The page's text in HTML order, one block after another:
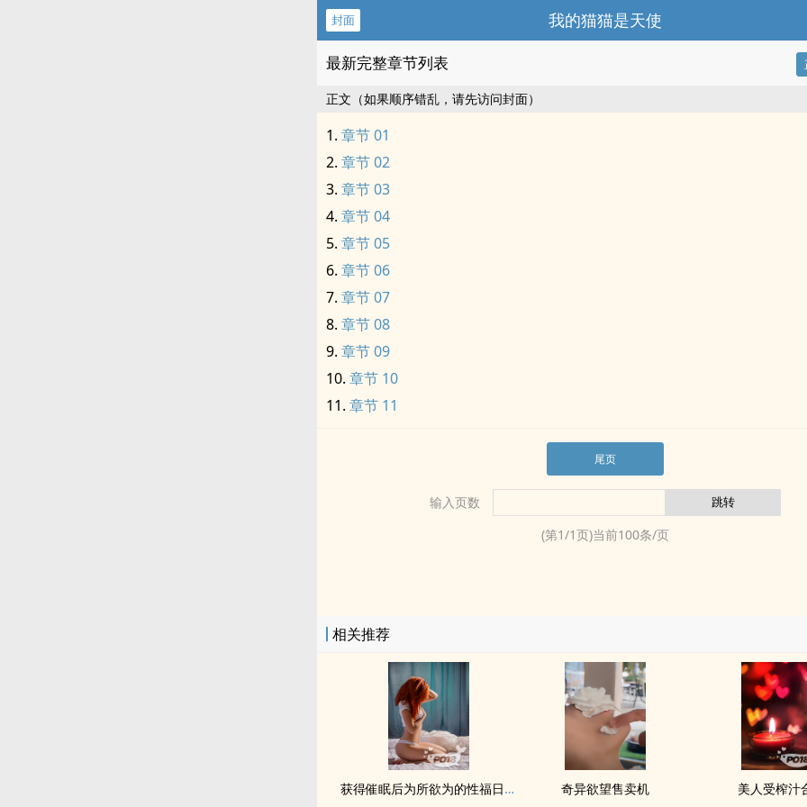
封面 我的猫猫是天使
最新完整章节列表
正文（如果顺序错乱，请先访问封面）
章节 01
章节 02
章节 03
章节 04
章节 05
章节 06
章节 07
章节 08
章节 09
章节 10
章节 11
尾页
输入页数
(第1/1页)当前100条/页
相关推荐
获得催眠后为所欲为的‌‍性‍‎‎福‌日常【女催男，NPH】 奇异欲望售卖机 美人受榨汁